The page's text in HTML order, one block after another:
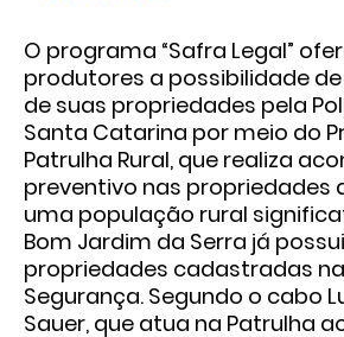
O programa “Safra Legal”
produtores a possibilidade
de suas propriedades pela
Santa Catarina por meio do
Patrulha Rural, que realiza
preventivo nas propriedades
uma população rural
Bom Jardim da Serra já
propriedades cadastradas na
Segurança. Segundo o cabo
Sauer, que atua na Patrulha